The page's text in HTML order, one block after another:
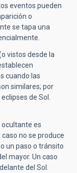
eventos pueden
o
se tapa una
vistos desde la
cuando las
similares; por
de Sol.
ocultante es
no se produce
un paso o tránsito
mayor. Un caso
del Sol.